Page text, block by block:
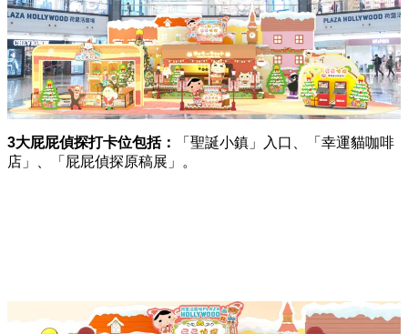
3大屁屁偵探打卡位包括： 「聖誕小鎮」入口、
「幸運貓咖啡
店」、
「屁屁偵探原稿展」。